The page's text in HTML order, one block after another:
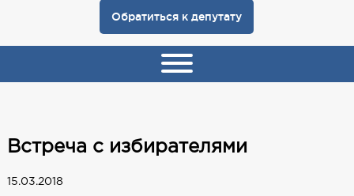
Обратиться к депутату
Встреча с избирателями
15.03.2018